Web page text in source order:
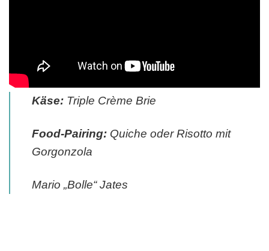
Käse: Triple Crème Brie
Food-Pairing: Quiche oder Risotto mit
Gorgonzola
Mario „Bolle“ Jates